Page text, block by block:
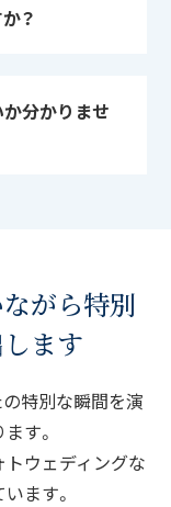
？
分かりませ
がら特別
ます
特別な瞬間を演
す。
トウェディングな
ます。